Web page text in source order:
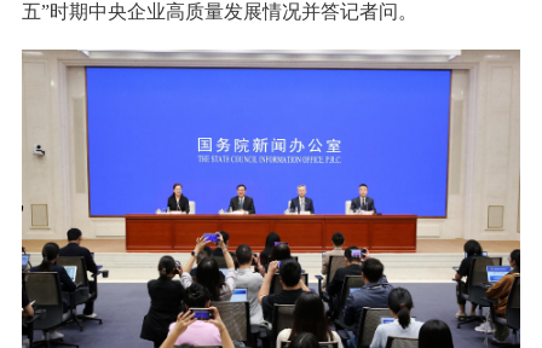
五”时期中央企业高质量发展情况并答记者问。